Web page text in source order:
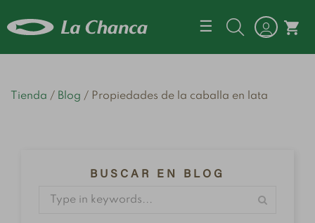
Navegación
☰ shopping_cart
Tienda Blog Propiedades de la caballa en lata
BUSCAR EN BLOG